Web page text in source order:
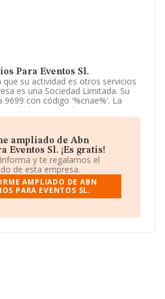
Para Eventos Sl.
su actividad es otros servicios
es una Sociedad Limitada. Su
9699 con código '%cnae%'. La
en mercados exteriores.
está situada en Calle Nuñez De
en el municipio de Madrid,
de INFORMA sobre 9.722
al sector, la facturación en el
los 2.560 millones de euros y la
263 mil euros. En cuanto a la
ampliado de Abn
Eventos Sl. ¡Es gratis!
y te regalamos el
de esta empresa.
AMPLIADO DE ABN
PARA EVENTOS SL.